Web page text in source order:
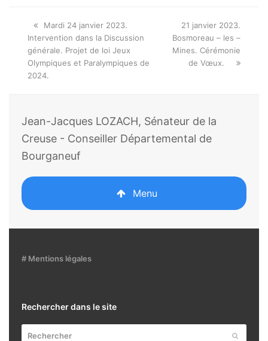
Onglet
précédent:
Mardi 24 janvier 2023.
Intervention dans la Discussion
générale. Projet de loi Jeux
Olympiques et Paralympiques de
2024.
next
post:
21 janvier 2023.
Bosmoreau – les –
Mines. Cérémonie
de Vœux.
Jean-Jacques LOZACH, Sénateur de la
Creuse - Conseiller Départemental de
Bourganeuf
Menu
# Mentions légales
Rechercher dans le site